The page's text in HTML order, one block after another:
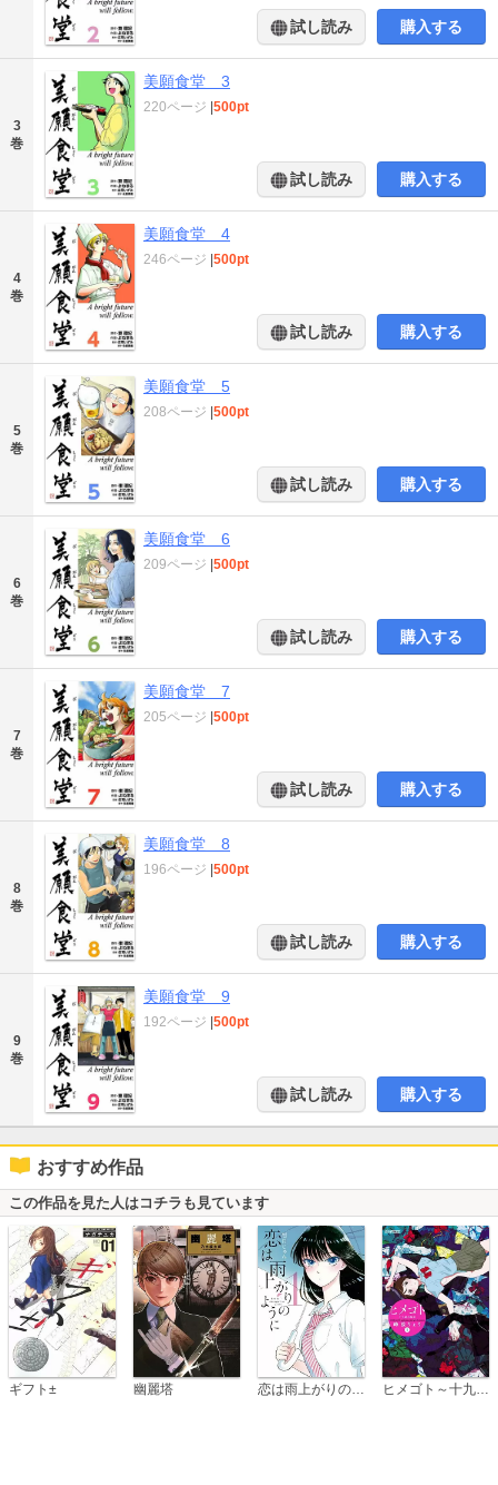
試し読み 購入する
3
巻
美願食堂 3
220ページ |500pt
試し読み 購入する
4
巻
美願食堂 4
246ページ |500pt
試し読み 購入する
5
巻
美願食堂 5
208ページ |500pt
試し読み 購入する
6
巻
美願食堂 6
209ページ |500pt
試し読み 購入する
7
巻
美願食堂 7
205ページ |500pt
試し読み 購入する
8
巻
美願食堂 8
196ページ |500pt
試し読み 購入する
9
巻
美願食堂 9
192ページ |500pt
試し読み 購入する
おすすめ作品
この作品を見た人はコチラも見ています
ギフト± 幽麗塔 ヒメゴト～十九歳の制服～